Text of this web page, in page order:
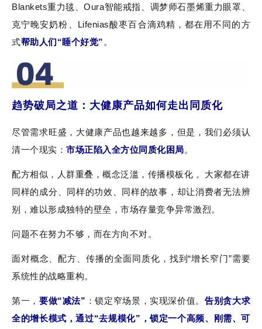
Blankets重力毯、Oura智能戒指、调梦师石墨烯重力眼罩、
克宁晚安奶粉、Lifenias酸枣百合滴鸡精，都在用不同的方
式帮助人们“睡个好觉” 。
趋势破局之道 ： 大健康产品如何走出同质化
尽管需求旺盛，大健康产品也越来越多，但是，我们必须认
清一个现实： 市场正陷入全方位同质化困局。
配方相似，人群重叠，概念泛滥，传播模板化 。大家都在讲
同样的成分、同样的功效、同样的故事，却让消费者无法辨
别，难以形成独特的壁垒，市场存量竞争异常激烈。
问题不在努力不够，而在方向不对。
面对概念、配方、传播的全面同质化，找到“增长窄门”需要
系统性的战略重构。
第一， 要做“减法” ：锁定窄场景，实现深价值。 告别贪大求
全的增长模式，通过“去规模化”，锁定一个高频、刚需、可